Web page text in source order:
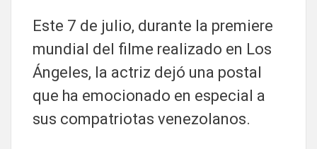
Este 7 de julio, durante la premiere
mundial del filme realizado en Los
Ángeles, la actriz dejó una postal
que ha emocionado en especial a
sus compatriotas venezolanos.